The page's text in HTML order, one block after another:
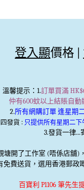
登入顯價格 |
溫馨提示：1.訂單買滿
仲有600蚊以上結賬自
2.所有網購訂單 逢星期
發貨 : 只提供所有星期二
3.發貨一律...
塘開了工作室 (唔係店舖)
免費送貨，選用香港郵政
百寶利 P1106 筆先生